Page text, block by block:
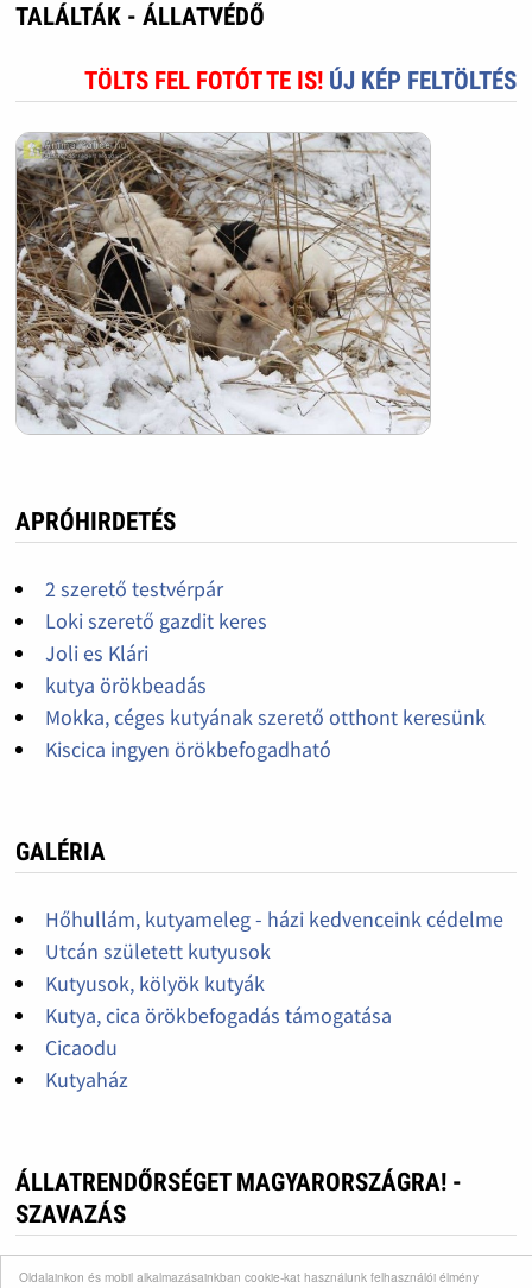
Oldalainkon és mobil alkalmazásainkban cookie-kat használunk felhasználói élmény
TALÁLTÁK - ÁLLATVÉDŐ
TÖLTS FEL FOTÓT TE IS! ÚJ KÉP FELTÖLTÉS
APRÓHIRDETÉS
2 szerető testvérpár
Loki szerető gazdit keres
Joli es Klári
kutya örökbeadás
Mokka, céges kutyának szerető otthont keresünk
Kiscica ingyen örökbefogadható
GALÉRIA
Hőhullám, kutyameleg - házi kedvenceink cédelme
Utcán született kutyusok
Kutyusok, kölyök kutyák
Kutya, cica örökbefogadás támogatása
Cicaodu
Kutyaház
ÁLLATRENDŐRSÉGET MAGYARORSZÁGRA! -
SZAVAZÁS
Nagyon fontos lenne!